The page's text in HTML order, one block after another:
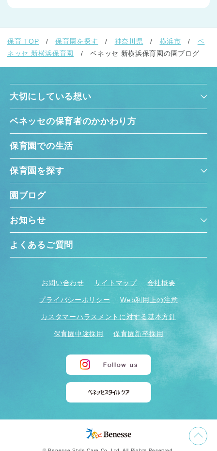
保育 TOP 保育園を探す 神奈川県 横浜市
ベ
ネッセ 新横浜保育園
ベネッセ 新横浜保育園の園ブログ
大切にしている想い
ベネッセの保育者のかかわり方
保育園での生活
保育園を探す
園ブログ
お知らせ
よくあるご質問
お問い合わせ サイトマップ 会社概要
プライバシーポリシー Web利用上の注意
カスタマーハラスメントに対する基本方針
保育園中途採用 保育園新卒採用